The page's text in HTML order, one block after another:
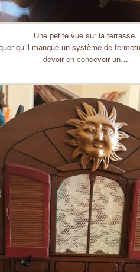
Une petite vue sur la terrasse.
qu’il manque un système de
devoir en concevoir un…